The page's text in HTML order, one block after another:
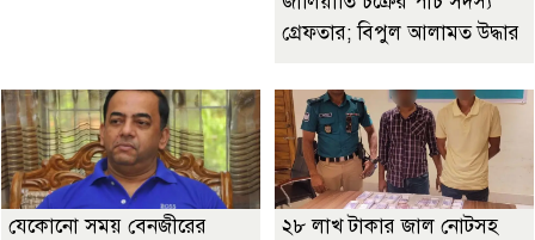
গ্রেফতার; বিপুল আলামত উদ্ধার
যেকোনো সময় বেনজীরের
২৮ লাখ টাকার জাল নোটসহ